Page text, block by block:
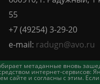
метаданные вновь
интернет-
и согласны с этим.
55
+7 (49254) 3-29-20
e-mail: radugn@avo.ru